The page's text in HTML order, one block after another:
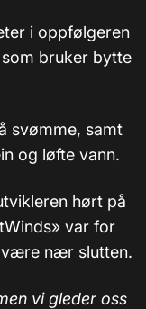
i oppfølgeren
bruker bytte
svømme, samt
og løfte vann.
hørt på
var for
være nær slutten.
vi gleder oss